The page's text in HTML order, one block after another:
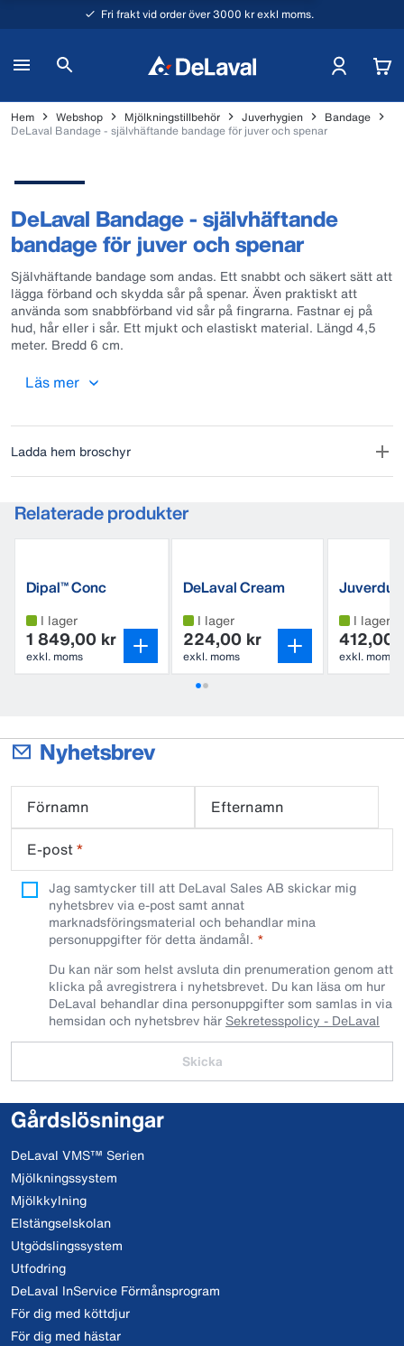
Fri frakt vid order över 3000 kr exkl moms.
Hem Webshop Mjölkningstillbehör Juverhygien
Bandage
DeLaval Bandage - självhäftande bandage för juver och spenar
DeLaval Bandage - självhäftande
bandage för juver och spenar
Självhäftande bandage som andas. Ett snabbt och säkert sätt att
lägga förband och skydda sår på spenar. Även praktiskt att
använda som snabbförband vid sår på fingrarna. Fastnar ej på
hud, hår eller i sår. Ett mjukt och elastiskt material. Längd 4,5
meter. Bredd 6 cm.
Läs mer
Ladda hem broschyr
Relaterade produkter
Dipal™ Conc
I lager
1 849,00 kr
exkl. moms
DeLaval Cream
I lager
224,00 kr
exkl. moms
I lager
412,00
exkl. moms
Nyhetsbrev
Förnamn
Efternamn
E-post*
Jag samtycker till att DeLaval Sales AB skickar mig
nyhetsbrev via e-post samt annat
marknadsföringsmaterial och behandlar mina
personuppgifter för detta ändamål.
Du kan när som helst avsluta din prenumeration genom att
klicka på avregistrera i nyhetsbrevet. Du kan läsa om hur
DeLaval behandlar dina personuppgifter som samlas in via
hemsidan och nyhetsbrev här Sekretesspolicy - DeLaval
Skicka
Gårdslösningar
DeLaval VMS™ Serien
Mjölkningssystem
Mjölkkylning
Elstängselskolan
Utgödslingssystem
Utfodring
DeLaval InService Förmånsprogram
För dig med köttdjur
För dig med hästar